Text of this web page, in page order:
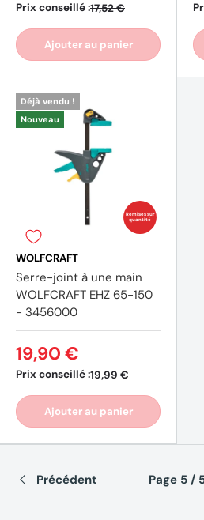
Prix conseillé :17,52 €
Ajouter au panier
Remises sur
quantité
Déjà vendu !
Nouveau
WOLFCRAFT
Serre-joint à une main
WOLFCRAFT EHZ 65-150
- 3456000
Prix conseillé :19,99 €
19,90 €
Ajouter au panier
Précédent Page 5 /